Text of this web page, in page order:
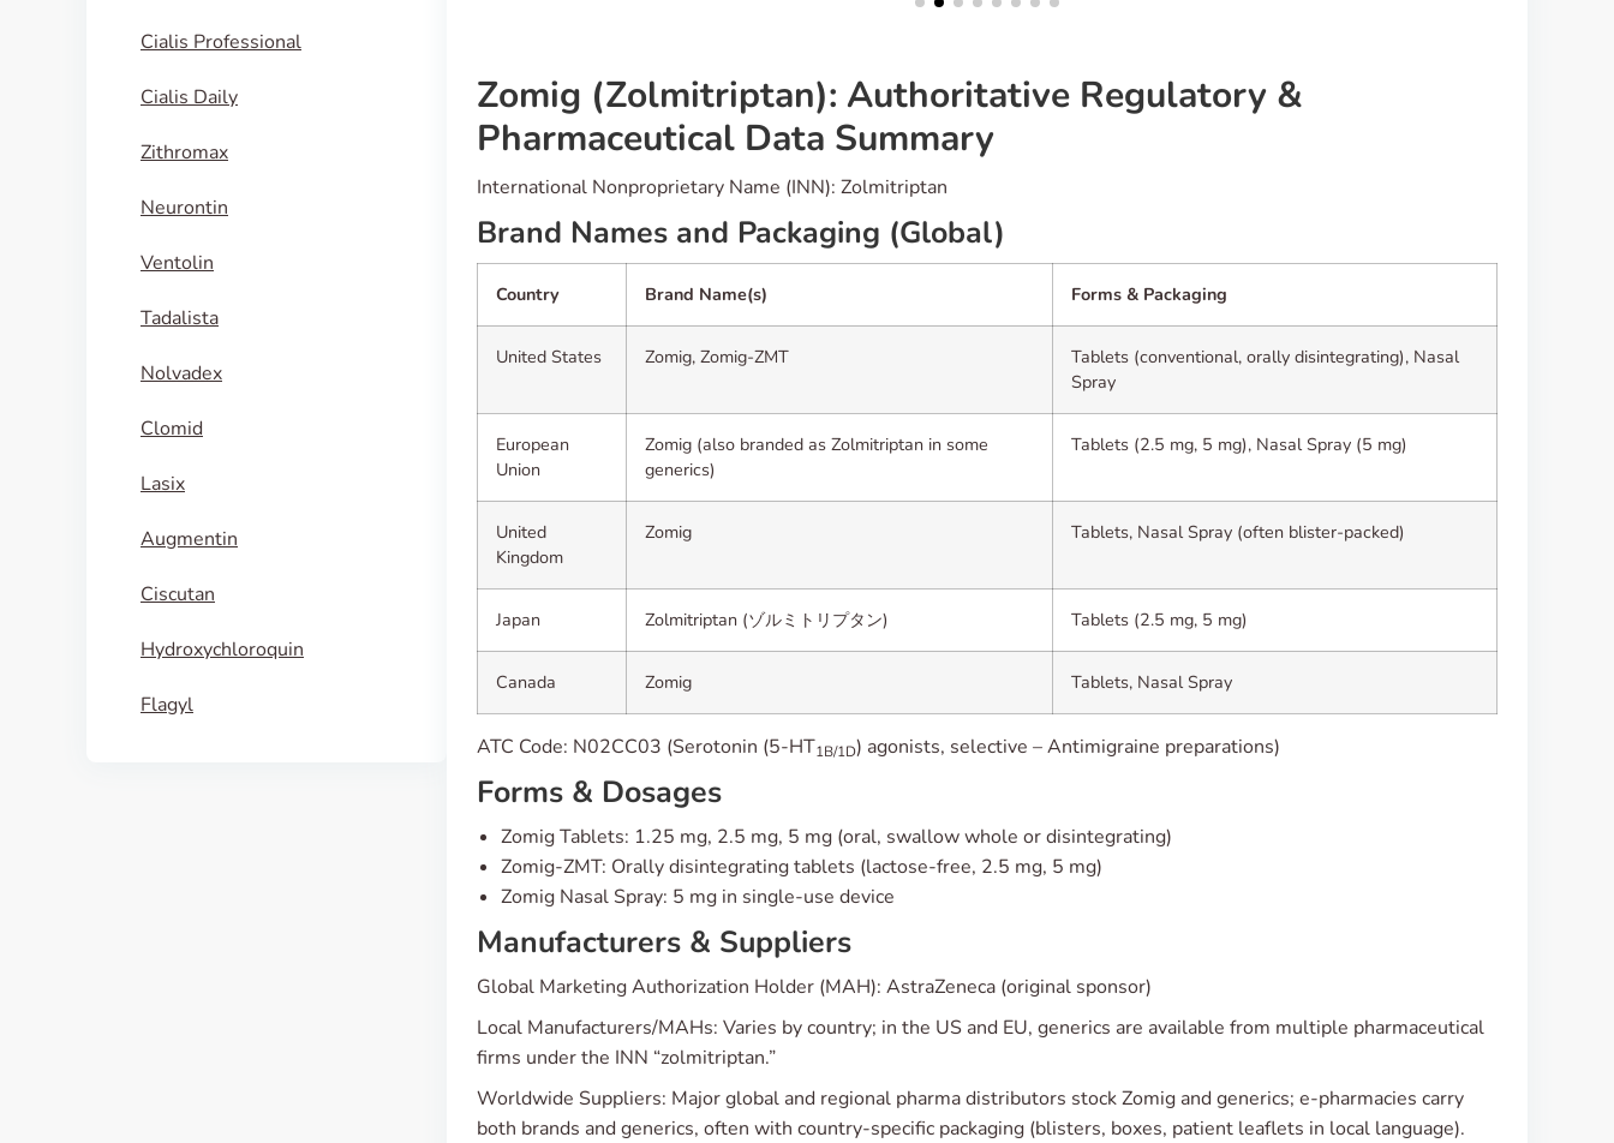
Cialis Professional
Cialis Daily
Zithromax
Neurontin
Ventolin
Tadalista
Nolvadex
Clomid
Lasix
Augmentin
Ciscutan
Hydroxychloroquin
Flagyl
Zomig (Zolmitriptan): Authoritative Regulatory &
Pharmaceutical Data Summary
International Nonproprietary Name (INN): Zolmitriptan
Brand Names and Packaging (Global)
Country Brand Name(s) Forms & Packaging
United States Zomig, Zomig-ZMT
Tablets (conventional, orally disintegrating), Nasal
Spray
European
Union
Zomig (also branded as Zolmitriptan in some
generics)
Tablets (2.5 mg, 5 mg), Nasal Spray (5 mg)
United
Kingdom
Zomig Tablets, Nasal Spray (often blister-packed)
Japan Zolmitriptan (ゾルミトリプタン) Tablets (2.5 mg, 5 mg)
Canada Zomig Tablets, Nasal Spray
ATC Code: N02CC03 (Serotonin (5-HT1B/1D) agonists, selective – Antimigraine preparations)
Forms & Dosages
Zomig Tablets: 1.25 mg, 2.5 mg, 5 mg (oral, swallow whole or disintegrating)
Zomig-ZMT: Orally disintegrating tablets (lactose-free, 2.5 mg, 5 mg)
Zomig Nasal Spray: 5 mg in single-use device
Manufacturers & Suppliers
Global Marketing Authorization Holder (MAH): AstraZeneca (original sponsor)
Local Manufacturers/MAHs: Varies by country; in the US and EU, generics are available from multiple pharmaceutical
firms under the INN “zolmitriptan.”
Worldwide Suppliers: Major global and regional pharma distributors stock Zomig and generics; e-pharmacies carry
both brands and generics, often with country-specific packaging (blisters, boxes, patient leaflets in local language).